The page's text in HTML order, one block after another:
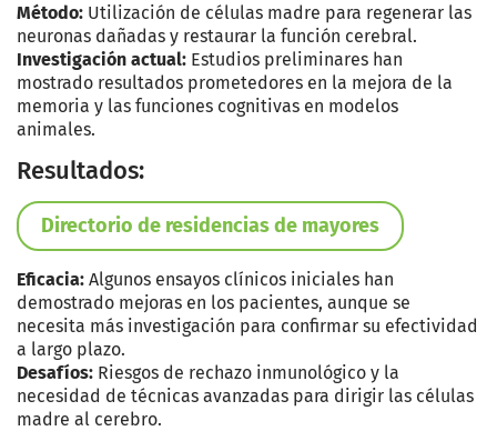
Método: Utilización de células madre para regenerar las
neuronas dañadas y restaurar la función cerebral.
Investigación actual: Estudios preliminares han
mostrado resultados prometedores en la mejora de la
memoria y las funciones cognitivas en modelos
animales.
Resultados:
Directorio de residencias de mayores
Eficacia: Algunos ensayos clínicos iniciales han
demostrado mejoras en los pacientes, aunque se
necesita más investigación para confirmar su efectividad
a largo plazo.
Desafíos: Riesgos de rechazo inmunológico y la
necesidad de técnicas avanzadas para dirigir las células
madre al cerebro.